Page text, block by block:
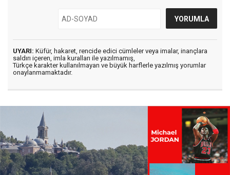
UYARI: Küfür, hakaret, rencide edici cümleler veya imalar, inançlara
saldırı içeren, imla kuralları ile yazılmamış,
Türkçe karakter kullanılmayan ve büyük harflerle yazılmış yorumlar
onaylanmamaktadır.